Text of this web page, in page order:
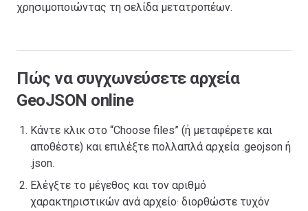
χρησιμοποιώντας τη σελίδα μετατροπέων.
Πώς να συγχωνεύσετε αρχεία
GeoJSON online
Κάντε κλικ στο “Choose files” (ή μεταφέρετε και
αποθέστε) και επιλέξτε πολλαπλά αρχεία .geojson ή
.json.
Ελέγξτε το μέγεθος και τον αριθμό
χαρακτηριστικών ανά αρχείο· διορθώστε τυχόν